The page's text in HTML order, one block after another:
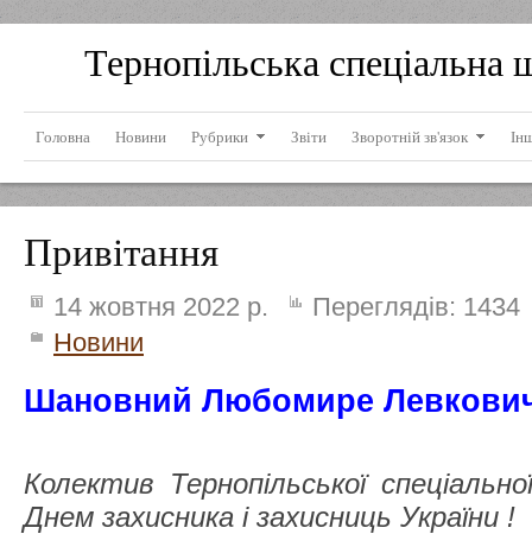
Тернопільська спеціальна
Головна Новини Рубрики Звіти Зворотній зв'язок
Привітання
14 жовтня 2022 р. Переглядів: 1434
Новини
Шановний Любомире
Колектив Тернопільської
Днем захисника і захисниць України !